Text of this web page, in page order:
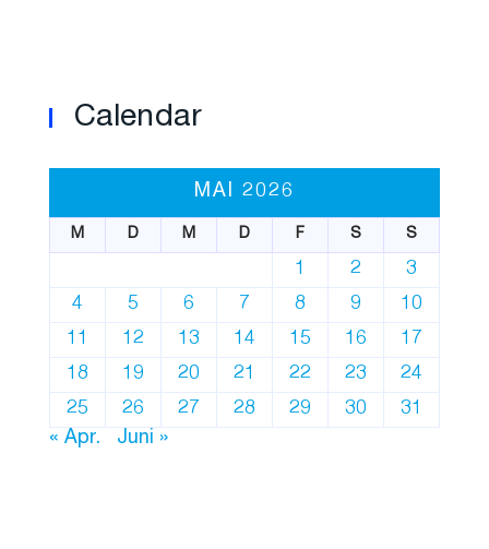
Calendar
MAI 2026
M D M D F S S
1 2
3
4
5 6 7 8 9
10
11
12 13 14 15 16
17
18
19 20 21 22 23
24
25
26 27 28 29 30
31
« Apr.
Juni »